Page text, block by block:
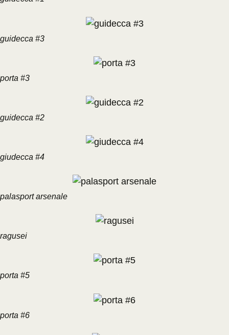
guidecca #3
porta #3
guidecca #2
giudecca #4
palasport arsenale
ragusei
porta #5
porta #6